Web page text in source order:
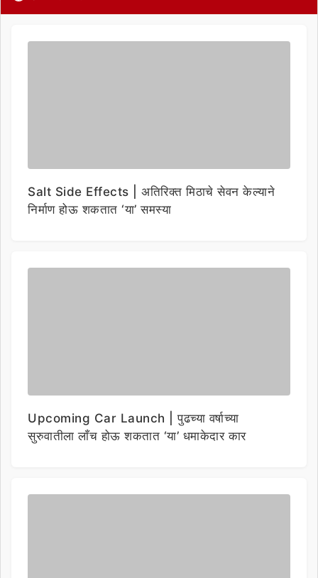
Salt Side Effects | अतिरिक्त मिठाचे सेवन केल्याने
निर्माण होऊ शकतात ‘या’ समस्या
Upcoming Car Launch | पुढच्या वर्षाच्या
सुरुवातीला लाँच होऊ शकतात ‘या’ धमाकेदार कार